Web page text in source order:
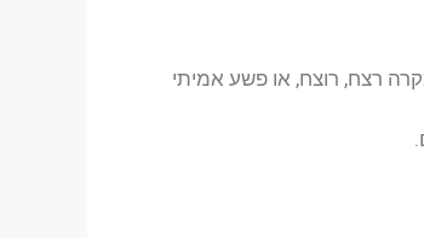
רצח, רוצח, או פשע אמיתי